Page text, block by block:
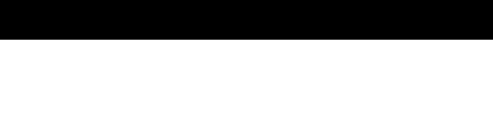
para